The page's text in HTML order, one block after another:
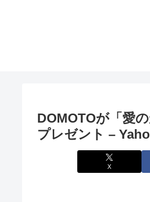
DOMOTOが「愛
プレゼント –
X